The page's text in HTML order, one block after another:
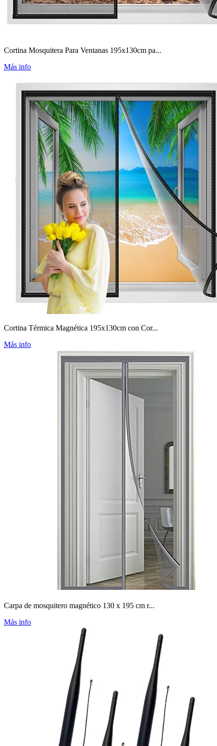
Cortina Mosquitera Para Ventanas 195x130cm pa...
Más info
Cortina Térmica Magnética 195x130cm con Cor...
Más info
Carpa de mosquitero magnético 130 x 195 cm r...
Más info